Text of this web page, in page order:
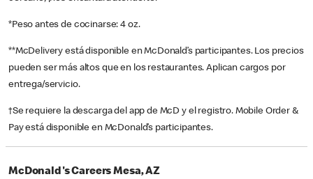
*Peso antes de cocinarse: 4 oz.
**McDelivery está disponible en McDonald’s participantes. Los precios
pueden ser más altos que en los restaurantes. Aplican cargos por
entrega/servicio.
†Se requiere la descarga del app de McD y el registro. Mobile Order &
Pay está disponible en McDonald’s participantes.
McDonald's Careers Mesa, AZ